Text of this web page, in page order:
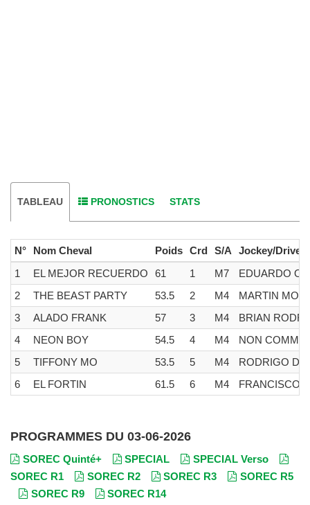
TABLEAU PRONOSTICS STATS
N° Nom Cheval Poids Crd S/A
Jockey/Driver
1
EL MEJOR RECUERDO 61 1 M7
EDUARDO
2
THE BEAST PARTY 53.5 2 M4
MARTIN
3
ALADO FRANK 57 3 M4
BRIAN
4
NEON BOY 54.5 4 M4
NON
5
TIFFONY MO 53.5 5 M4
RODRIGO
6
EL FORTIN 61.5 6 M4 FRANCISCO
PROGRAMMES DU 03-06-2026
SOREC Quinté+ SPECIAL
SPECIAL Verso
SOREC R1
SOREC R2 SOREC R3
SOREC R5
SOREC R9
SOREC R14